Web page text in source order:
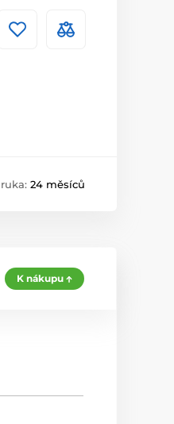
24 měsíců
K nákupu